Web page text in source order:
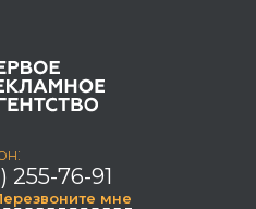
255-76-91
мне